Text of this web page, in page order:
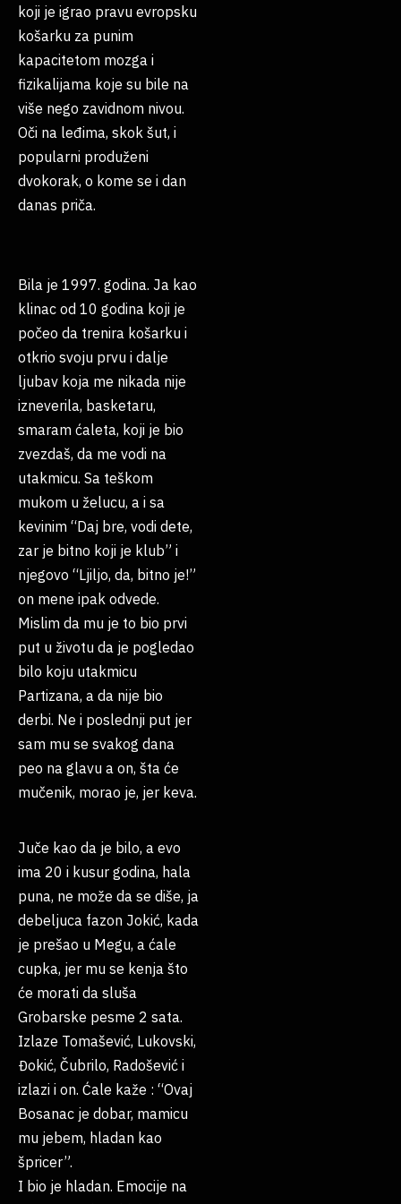
koji je igrao pravu evropsku
košarku za punim
kapacitetom mozga i
fizikalijama koje su bile na
više nego zavidnom nivou.
Oči na leđima, skok šut, i
popularni produženi
dvokorak, o kome se i dan
danas priča.
Bila je 1997. godina. Ja kao
klinac od 10 godina koji je
počeo da trenira košarku i
otkrio svoju prvu i dalje
ljubav koja me nikada nije
izneverila, basketaru,
smaram ćaleta, koji je bio
zvezdaš, da me vodi na
utakmicu. Sa teškom
mukom u želucu, a i sa
kevinim “Daj bre, vodi dete,
zar je bitno koji je klub” i
njegovo “Ljiljo, da, bitno je!”
on mene ipak odvede.
Mislim da mu je to bio prvi
put u životu da je pogledao
bilo koju utakmicu
Partizana, a da nije bio
derbi. Ne i poslednji put jer
sam mu se svakog dana
peo na glavu a on, šta će
mučenik, morao je, jer keva.
Juče kao da je bilo, a evo
ima 20 i kusur godina, hala
puna, ne može da se diše, ja
debeljuca fazon Jokić, kada
je prešao u Megu, a ćale
cupka, jer mu se kenja što
će morati da sluša
Grobarske pesme 2 sata.
Izlaze Tomašević, Lukovski,
Đokić, Čubrilo, Radošević i
izlazi i on. Ćale kaže : “Ovaj
Bosanac je dobar, mamicu
mu jebem, hladan kao
špricer”.
I bio je hladan. Emocije na